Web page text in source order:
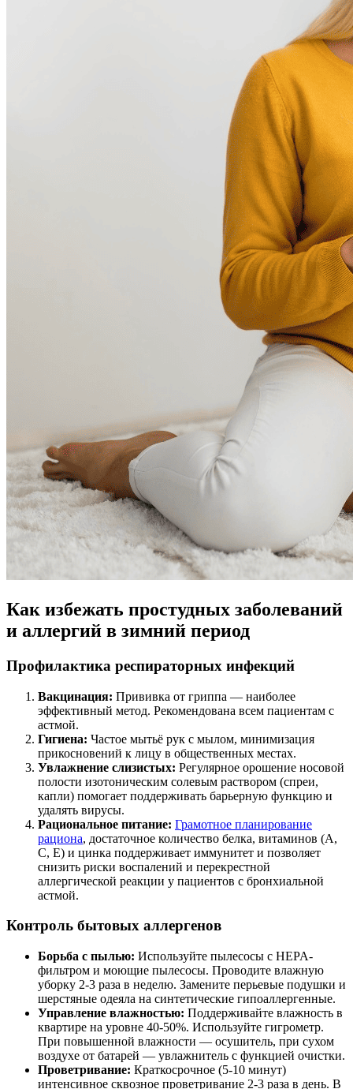
Как избежать простудных заболеваний
и аллергий в зимний период
Профилактика респираторных инфекций
Вакцинация: Прививка от гриппа — наиболее
эффективный метод. Рекомендована всем пациентам с
астмой.
Гигиена: Частое мытьё рук с мылом, минимизация
прикосновений к лицу в общественных местах.
Увлажнение слизистых: Регулярное орошение носовой
полости изотоническим солевым раствором (спреи,
капли) помогает поддерживать барьерную функцию и
удалять вирусы.
Рациональное питание: Грамотное планирование
рациона, достаточное количество белка, витаминов (A,
C, E) и цинка поддерживает иммунитет и позволяет
снизить риски воспалений и перекрестной
аллергической реакции у пациентов с бронхиальной
астмой.
Контроль бытовых аллергенов
Борьба с пылью: Используйте пылесосы с HEPA-
фильтром и моющие пылесосы. Проводите влажную
уборку 2-3 раза в неделю. Замените перьевые подушки и
шерстяные одеяла на синтетические гипоаллергенные.
Управление влажностью: Поддерживайте влажность в
квартире на уровне 40-50%. Используйте гигрометр.
При повышенной влажности — осушитель, при сухом
воздухе от батарей — увлажнитель с функцией очистки.
Проветривание: Краткосрочное (5-10 минут)
интенсивное сквозное проветривание 2-3 раза в день. В